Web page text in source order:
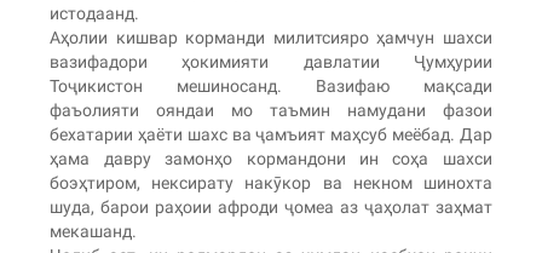
истодаанд.
Аҳолии кишвар корманди милитсияро ҳамчун шахси
вазифадори ҳокимияти давлатии Ҷумҳурии
Тоҷикистон мешиносанд. Вазифаю мақсади
фаъолияти ояндаи мо таъмин намудани фазои
бехатарии ҳаёти шахс ва ҷамъият маҳсуб меёбад. Дар
ҳама давру замонҳо кормандони ин соҳа шахси
боэҳтиром, нексирату накӯкор ва некном шинохта
шуда, барои раҳоии афроди ҷомеа аз ҷаҳолат заҳмат
мекашанд.